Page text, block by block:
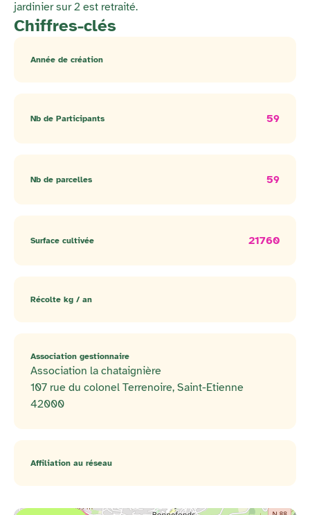
jardinier sur 2 est retraité.
Chiffres-clés
Année de création
Nb de Participants 59
Nb de parcelles 59
Surface cultivée 21760
Récolte kg / an
Association gestionnaire
Association la chataignière
107 rue du colonel Terrenoire, Saint-Etienne
42000
Affiliation au réseau